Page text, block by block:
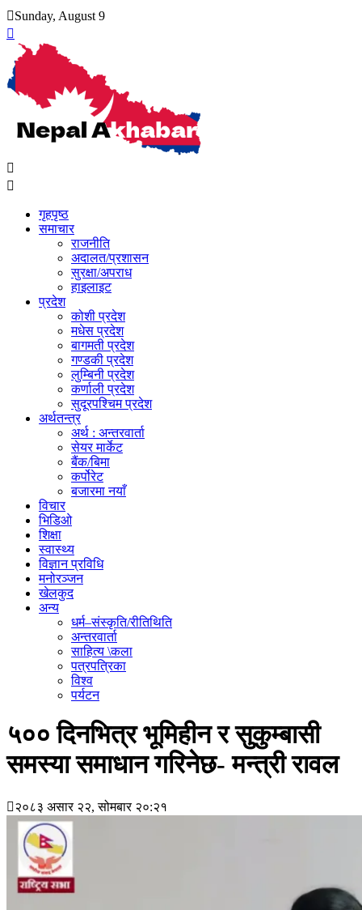
Skip
to
content
Sunday, August 9
गृहपृष्ठ
समाचार
राजनीति
अदालत/प्रशासन
सुरक्षा/अपराध
हाइलाइट
प्रदेश
कोशी प्रदेश
मधेस प्रदेश
बागमती प्रदेश
गण्डकी प्रदेश
लुम्बिनी प्रदेश
कर्णाली प्रदेश
सुदूरपश्चिम प्रदेश
अर्थतन्त्र
अर्थ : अन्तरवार्ता
सेयर मार्केट
बैंक/बिमा
कर्पोरेट
बजारमा नयाँ
विचार
भिडिओ
शिक्षा
स्वास्थ्य
विज्ञान प्रविधि
मनोरञ्जन
खेलकुद
अन्य
धर्म–संस्कृति/रीतिथिति
अन्तरवार्ता
साहित्य \कला
पत्रपत्रिका
विश्व
पर्यटन
५०० दिनभित्र भूमिहीन र सुकुम्बासी
समस्या समाधान गरिनेछ- मन्त्री रावल
२०८३ असार २२, सोमबार २०:२१